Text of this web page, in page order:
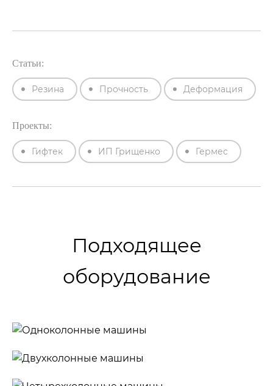
Статьи:
Резина Прочность Деформация
Проекты:
Гифтек ИП Грищенко Гермес
Подходящее
оборудование
машины